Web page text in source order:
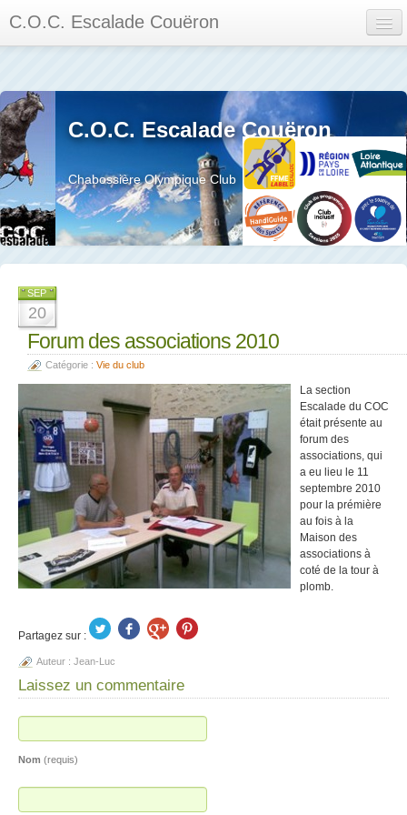
C.O.C. Escalade Couëron
Calendrier des événements et des compétitions
Les membres
Les séances
Privée
La salle et le mur
C.O.C. Escalade Couëron
Chabossière Olympique Club
SEP
20
Forum des associations 2010
Catégorie : Vie du club
La section
Escalade du COC
était présente au
forum des
associations, qui
a eu lieu le 11
septembre 2010
pour la prémière
au fois à la
Maison des
associations à
coté de la tour à
plomb.
Partagez sur :
Auteur : Jean-Luc
Laissez un commentaire
Nom (requis)